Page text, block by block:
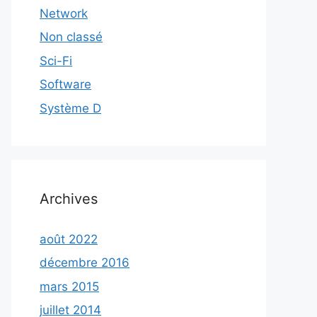
Network
Non classé
Sci-Fi
Software
Système D
Archives
août 2022
décembre 2016
mars 2015
juillet 2014